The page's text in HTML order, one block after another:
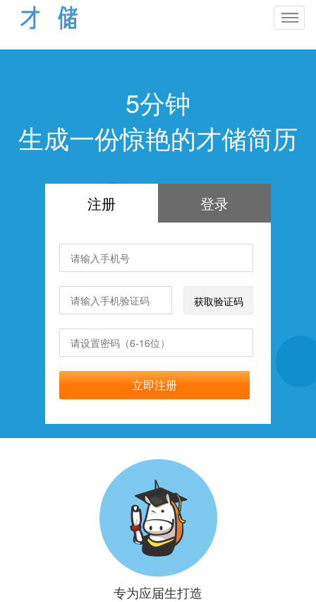
5分钟
生成一份惊艳的才储简历
注册 登录
获取验证码
专为应届生打造